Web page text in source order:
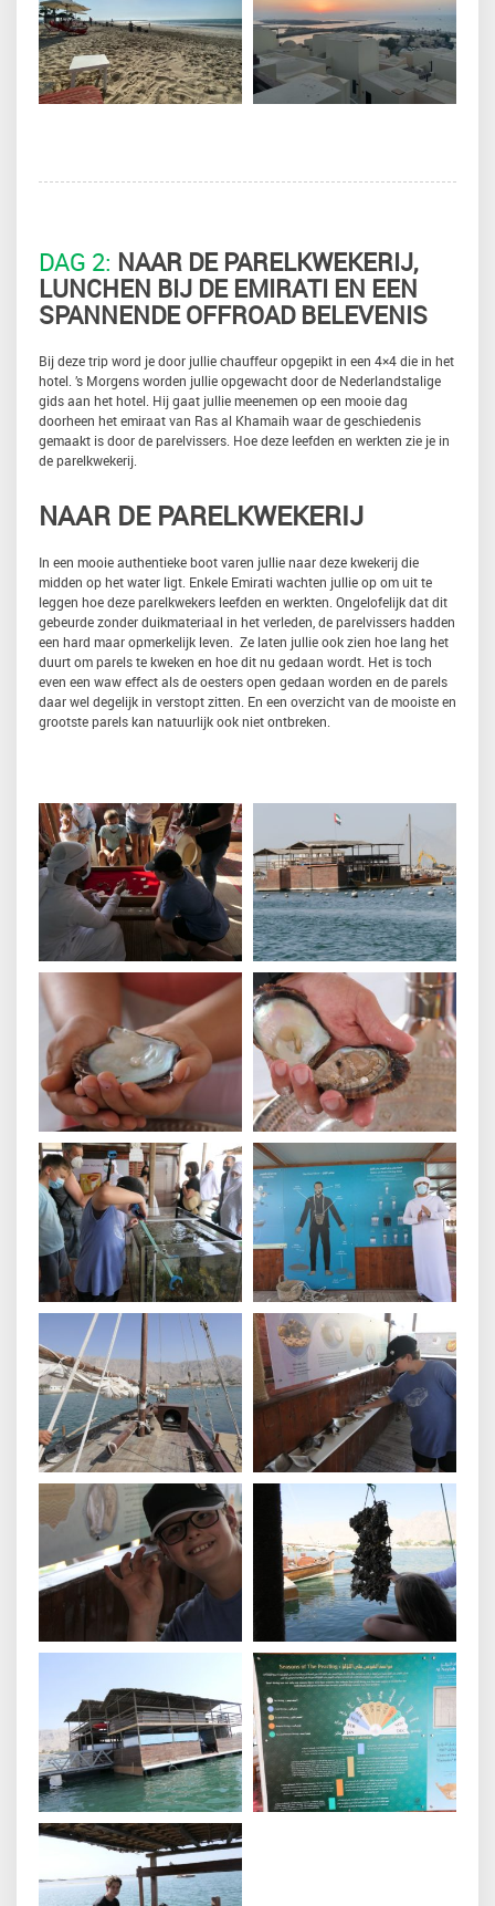
DAG 2: NAAR DE PARELKWEKERIJ,
LUNCHEN BIJ DE EMIRATI EN EEN
SPANNENDE OFFROAD BELEVENIS
Bij deze trip word je door jullie chauffeur opgepikt in een 4×4 die in het
hotel. ’s Morgens worden jullie opgewacht door de Nederlandstalige
gids aan het hotel. Hij gaat jullie meenemen op een mooie dag
doorheen het emiraat van Ras al Khamaih waar de geschiedenis
gemaakt is door de parelvissers. Hoe deze leefden en werkten zie je in
de parelkwekerij.
NAAR DE PARELKWEKERIJ
In een mooie authentieke boot varen jullie naar deze kwekerij die
midden op het water ligt. Enkele Emirati wachten jullie op om uit te
leggen hoe deze parelkwekers leefden en werkten. Ongelofelijk dat dit
gebeurde zonder duikmateriaal in het verleden, de parelvissers hadden
een hard maar opmerkelijk leven. Ze laten jullie ook zien hoe lang het
duurt om parels te kweken en hoe dit nu gedaan wordt. Het is toch
even een waw effect als de oesters open gedaan worden en de parels
daar wel degelijk in verstopt zitten. En een overzicht van de mooiste en
grootste parels kan natuurlijk ook niet ontbreken.